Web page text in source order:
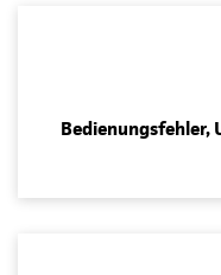
Bedienungsfehler,